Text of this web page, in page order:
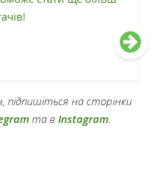
підпишіться на сторінки
та в Instagram